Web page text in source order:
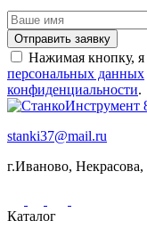
Отправить заявку
Нажимая кнопку, я
персональных данных
конфиденциальности.
stanki37@mail.ru
г.Иваново,
Каталог